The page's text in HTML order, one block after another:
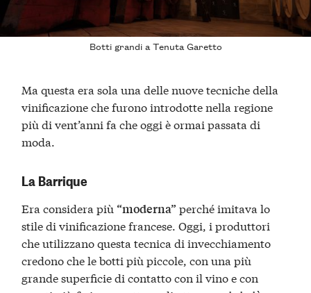
Botti grandi aTenuta Garetto
Ma questa era sola una delle nuove tecniche della
vinificazione che furono introdotte nella regione
più di vent’anni fa che oggi è ormai passata di
moda.
La Barrique
Era considera più “moderna” perché imitava lo
stile di vinificazione francese. Oggi, i produttori
che utilizzano questa tecnica di invecchiamento
credono che le botti più piccole, con una più
grande superficie di contatto con il vino e con